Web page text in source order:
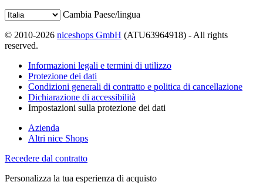
Cambia Paese/lingua
© 2010-2026 niceshops GmbH (ATU63964918) - All rights
reserved.
Informazioni legali e termini di utilizzo
Protezione dei dati
Condizioni generali di contratto e politica di cancellazione
Dichiarazione di accessibilità
Impostazioni sulla protezione dei dati
Azienda
Altri nice Shops
Recedere dal contratto
Personalizza la tua esperienza di acquisto